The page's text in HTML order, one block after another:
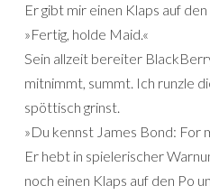
Er gibt mir einen Klaps auf
»Fertig, holde Maid.«
Sein allzeit bereiter
mitnimmt, summt. Ich runzle
spöttisch grinst.
»Du kennst James Bond: For
Er hebt in spielerischer
noch einen Klaps auf den Po